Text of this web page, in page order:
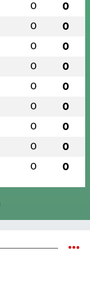
0 0
0 0
0 0
0 0
0 0
0 0
0 0
0 0
0 0